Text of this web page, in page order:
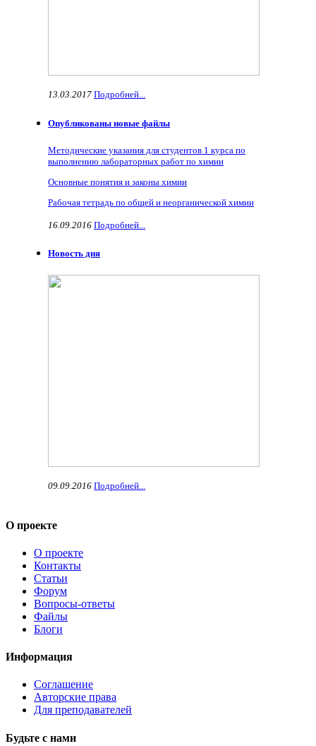
13.03.2017 Подробней...
Опубликованы новые файлы
Методические указания для студентов 1 курса по
выполнению лабораторных работ по химии
Основные понятия и законы химии
Рабочая тетрадь по общей и неорганической химии
16.09.2016 Подробней...
Новость дня
09.09.2016 Подробней...
О проекте
О проекте
Контакты
Статьи
Форум
Вопросы-ответы
Файлы
Блоги
Информация
Соглашение
Авторские права
Для преподавателей
Будьте с нами